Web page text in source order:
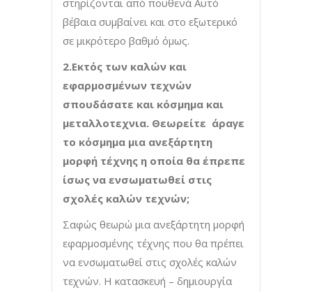
στηρίζονται από πουθενά Αυτό
βέβαια συμβαίνει και στο εξωτερικό
σε μικρότερο βαθμό όμως.
2.Εκτός των καλών και
εφαρμοσμένων τεχνών
σπουδάσατε και κόσμημα και
μεταλλοτεχνια. Θεωρείτε άραγε
το κόσμημα μια ανεξάρτητη
μορφή τέχνης η οποία θα έπρεπε
ίσως να ενσωματωθεί στις
σχολές καλών τεχνών;
Σαφώς θεωρώ μια ανεξάρτητη μορφή
εφαρμοσμένης τέχνης που θα πρέπει
να ενσωματωθεί στις σχολές καλών
τεχνών. Η κατασκευή – δημιουργία